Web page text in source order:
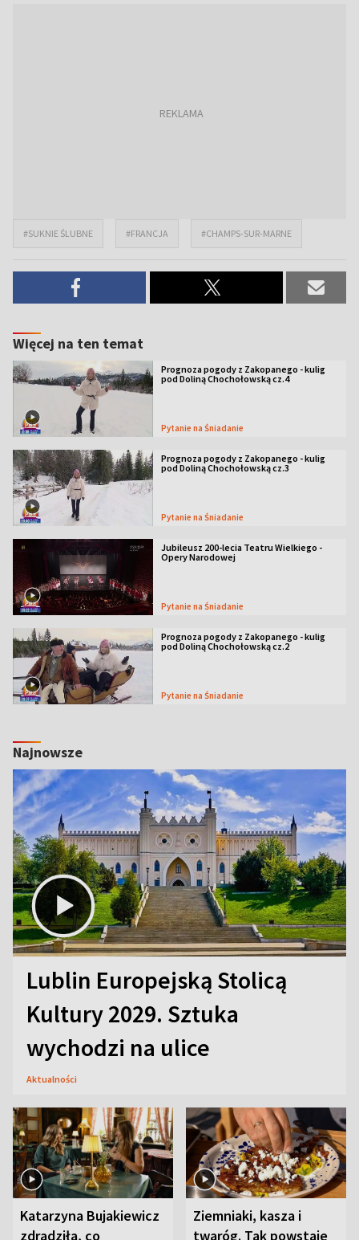
#SUKNIE ŚLUBNE #FRANCJA #CHAMPS-SUR-MARNE
Więcej na ten temat
Prognoza pogody z Zakopanego - kulig
pod Doliną Chochołowską cz.4
Pytanie na Śniadanie
Prognoza pogody z Zakopanego - kulig
pod Doliną Chochołowską cz.3
Pytanie na Śniadanie
Jubileusz 200-lecia Teatru Wielkiego -
Opery Narodowej
Pytanie na Śniadanie
Prognoza pogody z Zakopanego - kulig
pod Doliną Chochołowską cz.2
Pytanie na Śniadanie
Najnowsze
Lublin Europejską Stolicą
Kultury 2029. Sztuka
wychodzi na ulice
Aktualności
Katarzyna Bujakiewicz
zdradziła, co
Ziemniaki, kasza i
twaróg. Tak powstaje